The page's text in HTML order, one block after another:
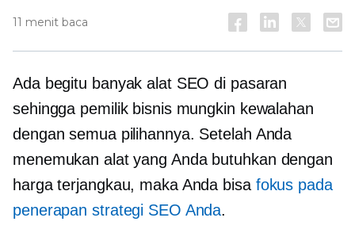
11 menit baca
Ada begitu banyak alat SEO di pasaran
sehingga pemilik bisnis mungkin kewalahan
dengan semua pilihannya. Setelah Anda
menemukan alat yang Anda butuhkan dengan
harga terjangkau, maka Anda bisa fokus pada
penerapan strategi SEO Anda.